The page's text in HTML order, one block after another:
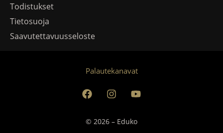
Todistukset
Tietosuoja
Saavutettavuusseloste
© 2026 – Eduko
Palautekanavat